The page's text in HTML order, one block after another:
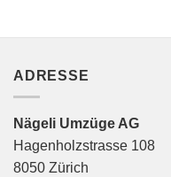
ADRESSE
Nägeli Umzüge AG
Hagenholzstrasse 108
8050 Zürich